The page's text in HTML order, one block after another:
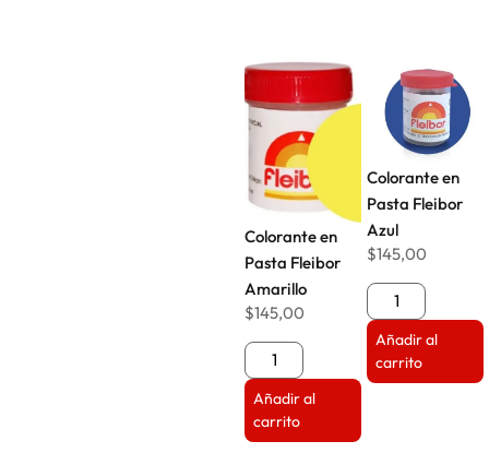
Colorante en
Pasta Fleibor
Amarillo
$145,00
Añadir al
carrito
Colorante en
Pasta Fleibor
Azul
$145,00
Añadir al
carrito